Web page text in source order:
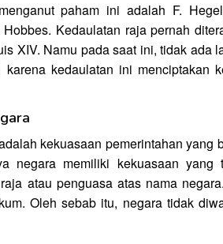
paham ini adalah F.
Kedaulatan raja pernah
XIV. Namu pada saat ini, tidak ada
kedaulatan ini menciptakan
kekuasaan pemerintahan yang
negara memiliki kekuasaan yang
atau penguasa atas nama
Oleh sebab itu, negara tidak